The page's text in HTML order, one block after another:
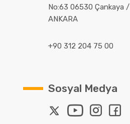
No:63 06530 Çankaya /
ANKARA
+90 312 204 75 00
Sosyal Medya